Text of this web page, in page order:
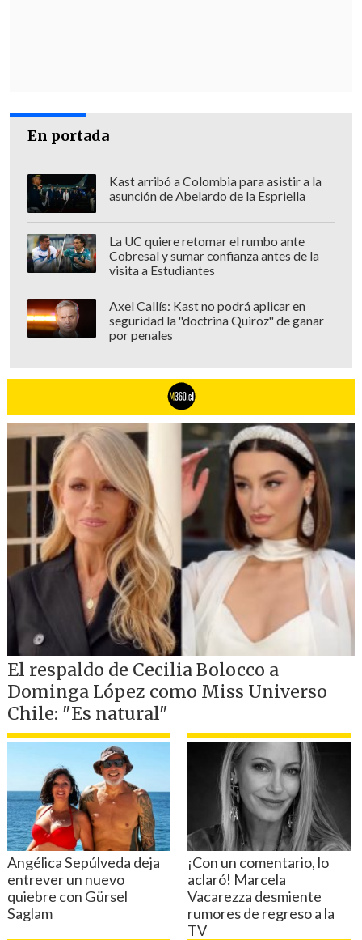
En portada
Kast arribó a Colombia para asistir a la
asunción de Abelardo de la Espriella
La UC quiere retomar el rumbo ante
Cobresal y sumar confianza antes de la
visita a Estudiantes
Axel Callís: Kast no podrá aplicar en
seguridad la "doctrina Quiroz" de ganar
por penales